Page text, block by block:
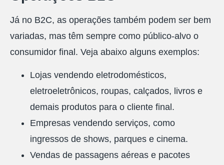
Já no B2C, as operações também podem ser bem
variadas, mas têm sempre como público-alvo o
consumidor final. Veja abaixo alguns exemplos:
Lojas vendendo eletrodomésticos,
eletroeletrônicos, roupas, calçados, livros e
demais produtos para o cliente final.
Empresas vendendo serviços, como
ingressos de shows, parques e cinema.
Vendas de passagens aéreas e pacotes